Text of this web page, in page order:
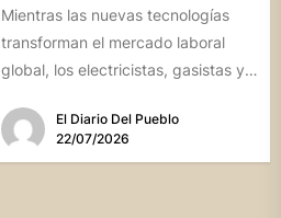
Mientras las nuevas tecnologías
transforman el mercado laboral
global, los electricistas, gasistas y
alza debido a...El Diario Del Pueblo
22/07/2026